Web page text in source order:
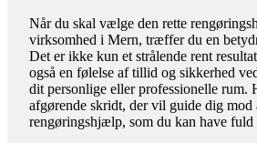
Når du skal vælge den rette
virksomhed i Mern, træffer du en
Det er ikke kun et strålende rent
også en følelse af tillid og sikkerhed
dit personlige eller professionelle rum.
afgørende skridt, der vil guide dig
rengøringshjælp, som du kan have